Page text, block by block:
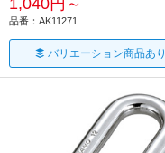
品番：AK11271
バリエーション商品あり